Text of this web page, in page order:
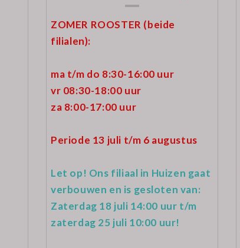
ZOMER ROOSTER (beide
filialen):
ma t/m do 8:30-16:00 uur
vr 08:30-18:00 uur
za 8:00-17:00 uur
Periode 13 juli t/m 6 augustus
Let op! Ons filiaal in Huizen gaat
verbouwen en is gesloten van:
Zaterdag 18 juli 14:00 uur t/m
zaterdag 25 juli 10:00 uur!